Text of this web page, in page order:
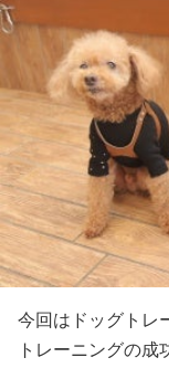
今回はドッグトレ
トレーニングの